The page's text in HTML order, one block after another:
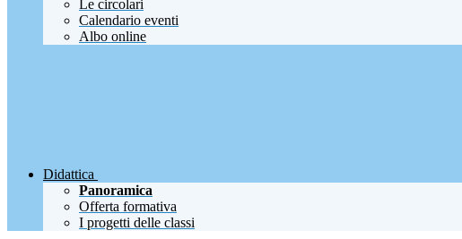
Le circolari
Calendario eventi
Albo online
Didattica
Panoramica
Offerta formativa
I progetti delle classi